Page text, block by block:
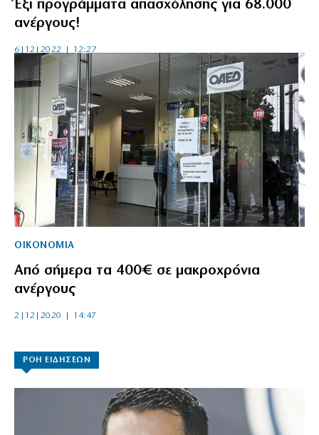
Έξι προγράμματα απασχόλησης για 68.000
ανέργους!
6|12|2022 | 12:27
ΟΙΚΟΝΟΜΙΑ
Από σήμερα τα 400€ σε μακροχρόνια
ανέργους
2|12|2020 | 14:47
ΡΟΗ ΕΙΔΗΣΕΩΝ